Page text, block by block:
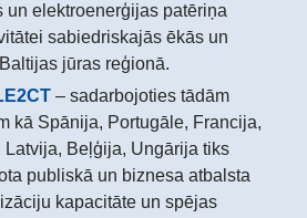
un elektroenerģijas patēriņa
sabiedriskajās ēkās un
jūras reģionā.
– sadarbojoties tādām
kā Spānija, Portugāle, Francija,
Latvija, Beļģija, Ungārija tiks
publiskā un biznesa atbalsta
kapacitāte un spējas